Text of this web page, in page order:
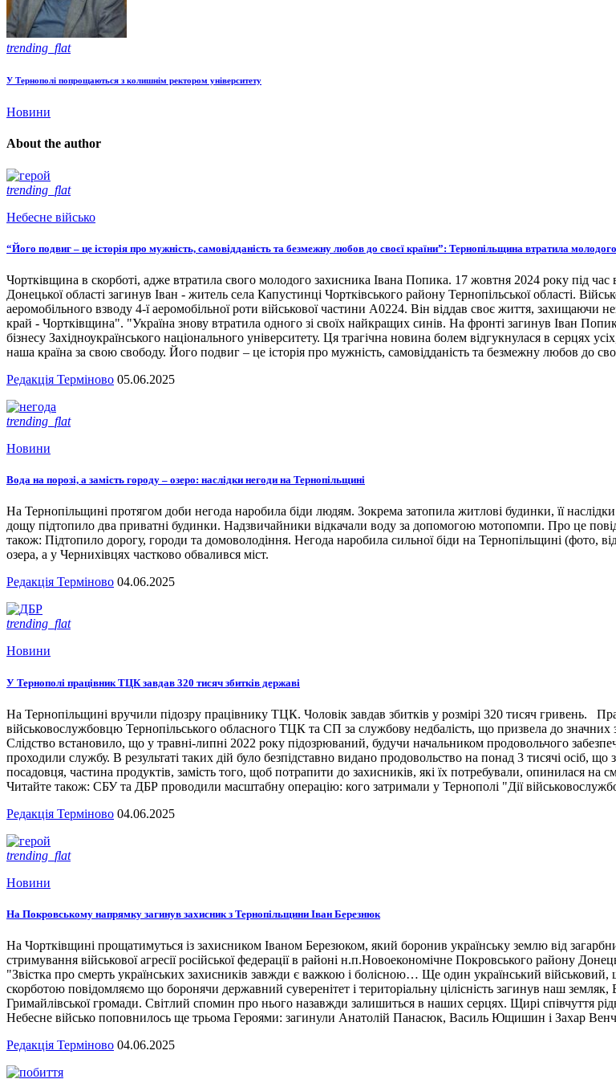
trending_flat
У Тернополі попрощаються з колишнім ректором університету
Новини
About the author
trending_flat
Небесне військо
“Його подвиг – це історія про мужність, самовідданість та безмежну любов до своєї країни”: Тернопільщина втратила
Чортківщина в скорботі, адже втратила свого молодого захисника Івана Попика. 17 жовтня 2024 року під
Донецької області загинув Іван - житель села Капустинці Чортківського району Тернопільської області.
аеромобільного взводу 4-ї аеромобільної роти військової частини А0224. Він віддав своє життя, захищаючи
край - Чортківщина". "Україна знову втратила одного зі своїх найкращих синів. На фронті загинув Іван
бізнесу Західноукраїнського національного університету. Ця трагічна новина болем відгукнулася в серцях
наша країна за свою свободу. Його подвиг – це історія про мужність, самовідданість та безмежну любов до
Редакція Терміново 05.06.2025
trending_flat
Новини
Вода на порозі, а замість городу – озеро: наслідки негоди на Тернопільщині
На Тернопільщині протягом доби негода наробила біди людям. Зокрема затопила житлові будинки, її
дощу підтопило два приватні будинки. Надзвичайники відкачали воду за допомогою мотопомпи. Про це
також: Підтопило дорогу, городи та домоволодіння. Негода наробила сильної біди на Тернопільщині (фото,
озера, а у Чернихівцях частково обвалився міст.
Редакція Терміново 04.06.2025
trending_flat
Новини
У Тернополі працівник ТЦК завдав 320 тисяч збитків державі
На Тернопільщині вручили підозру працівнику ТЦК. Чоловік завдав збитків у розмірі 320 тисяч гривень.
військовослужбовцю Тернопільського обласного ТЦК та СП за службову недбалість, що призвела до
Слідство встановило, що у травні-липні 2022 року підозрюваний, будучи начальником продовольчого
проходили службу. В результаті таких дій було безпідставно видано продовольство на понад 3 тисячі осіб,
посадовця, частина продуктів, замість того, щоб потрапити до захисників, які їх потребували, опинилася на
Читайте також: СБУ та ДБР проводили масштабну операцію: кого затримали у Тернополі "Дії
Редакція Терміново 04.06.2025
trending_flat
Новини
На Покровському напрямку загинув захисник з Тернопільщини Іван Березнюк
На Чортківщині прощатимуться із захисником Іваном Березюком, який боронив українську землю від
стримування військової агресії російської федерації в районі н.п.Новоекономічне Покровського району
"Звістка про смерть українських захисників завжди є важкою і болісною… Ще один український
скорботою повідомляємо що боронячи державний суверенітет і територіальну цілісність загинув наш
Гримайлівської громади. Світлий спомин про нього назавжди залишиться в наших серцях. Щирі співчуття
Небесне військо поповнилось ще трьома Героями: загинули Анатолій Панасюк, Василь Ющишин і Захар
Редакція Терміново 04.06.2025